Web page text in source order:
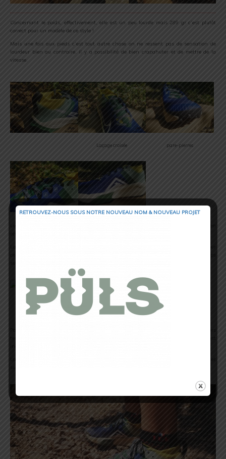
Concernant le poids, effectivement, elle est un peu lourde mais 289 gr c’est plutôt
correct pour un modèle de ce style !
Mais une fois aux pieds c’est tout autre chose on ne ressent pas de sensation de
lourdeur bien au contraire, il y a possibilité de bien crapahuter et de mettre de la
vitesse.
Laçage croisée pare-pierres
Une fois chaussée
RETROUVEZ-NOUS SOUS NOTRE NOUVEAU NOM & NOUVEAU PROJET